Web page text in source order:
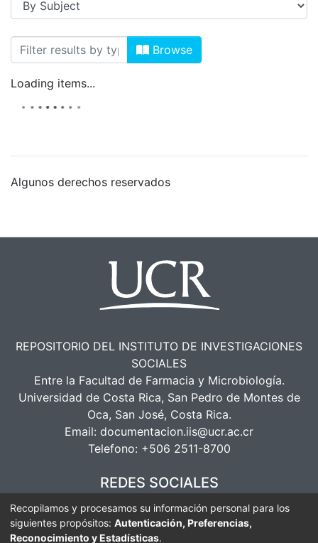
Browsing Material Audiovisual by
Browse
Loading items...
Algunos derechos reservados
REPOSITORIO DEL INSTITUTO DE INVESTIGACIONES
SOCIALES
Entre la Facultad de Farmacia y Microbiología.
Universidad de Costa Rica, San Pedro de Montes de
Oca, San José, Costa Rica.
Email: documentacion.iis@ucr.ac.cr
Telefono: +506 2511-8700
REDES SOCIALES
Recopilamos y procesamos su información personal para los
siguientes propósitos: Autenticación, Preferencias,
Reconocimiento y Estadísticas.